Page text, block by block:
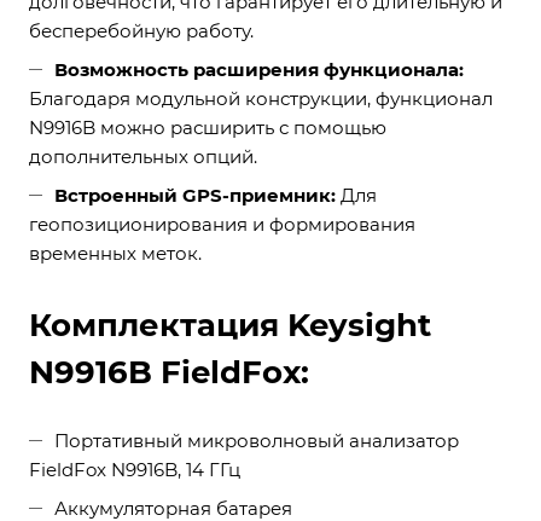
бесперебойную работу.
Возможность расширения функционала:
Благодаря модульной конструкции, функционал
N9916B можно расширить с помощью
дополнительных опций.
Встроенный GPS-приемник: Для
геопозиционирования и формирования
временных меток.
Комплектация Keysight
N9916B FieldFox:
Портативный микроволновый анализатор
FieldFox N9916B, 14 ГГц
Аккумуляторная батарея